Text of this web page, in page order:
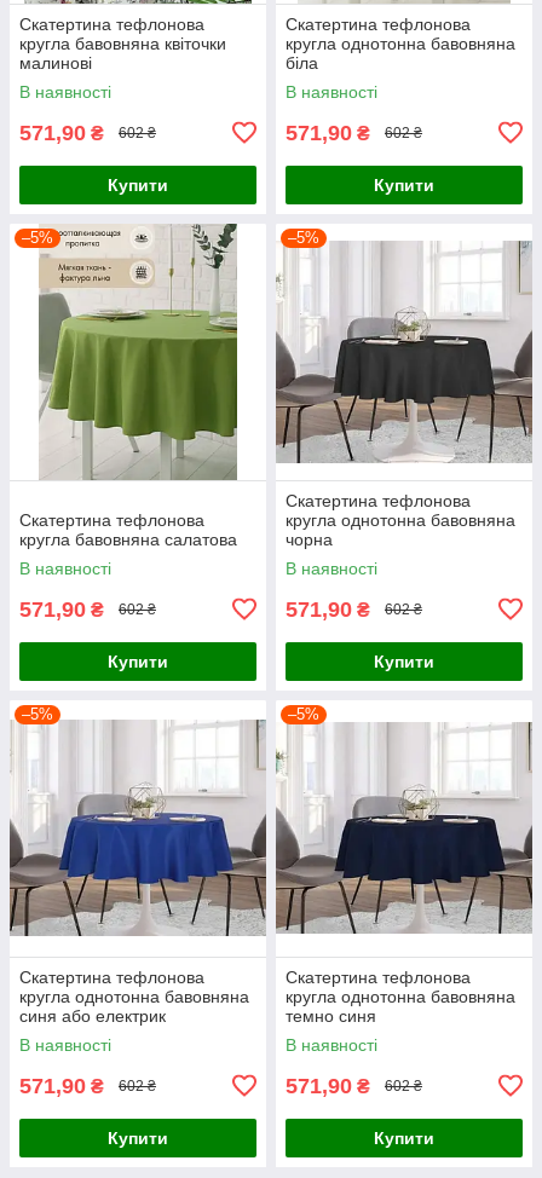
Скатертина тефлонова
кругла бавовняна квіточки
малинові
В наявності
571,90 ₴ 602 ₴
Купити
Скатертина тефлонова
кругла однотонна бавовняна
біла
В наявності
571,90 ₴ 602 ₴
Купити
–5%
Скатертина тефлонова
кругла бавовняна салатова
В наявності
571,90 ₴ 602 ₴
Купити
–5%
Скатертина тефлонова
кругла однотонна бавовняна
чорна
В наявності
571,90 ₴ 602 ₴
Купити
–5%
Скатертина тефлонова
кругла однотонна бавовняна
синя або електрик
В наявності
571,90 ₴ 602 ₴
Купити
–5%
Скатертина тефлонова
кругла однотонна бавовняна
темно синя
В наявності
571,90 ₴ 602 ₴
Купити